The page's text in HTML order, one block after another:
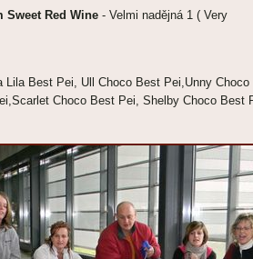
Red Wine - Velmi nadějná 1 ( Very
Lila Best Pei, Ull Choco Best Pei,Unny Choco
Choco Best Pei, Shelby Choco Best